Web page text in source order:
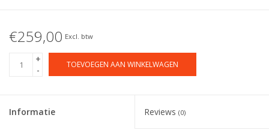
€259,00 Excl. btw
+
-
TOEVOEGEN AAN WINKELWAGEN
Informatie Reviews (0)